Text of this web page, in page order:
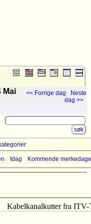
Mai
<< Forrige dag
Neste
dag >>
Idag Kommende
Kabelkanalkutter fra ITV-